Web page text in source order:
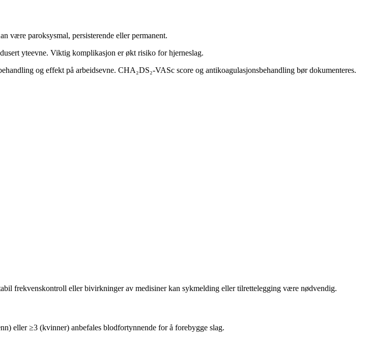
være paroksysmal, persisterende eller permanent.
yteevne. Viktig komplikasjon er økt risiko for hjerneslag.
og effekt på arbeidsevne. CHA₂DS₂-VASc score og antikoagulasjonsbehandling bør dokumenteres.
frekvenskontroll eller bivirkninger av medisiner kan sykmelding eller tilrettelegging være nødvendig.
eller ≥3 (kvinner) anbefales blodfortynnende for å forebygge slag.